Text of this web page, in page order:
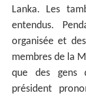
Lanka. Les
entendus.
organisée et
membres de la
que des gens
président